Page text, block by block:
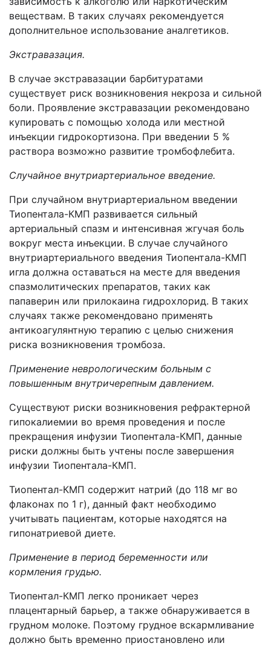
веществам. В таких случаях рекомендуется
дополнительное использование аналгетиков.
Экстравазация.
В случае экстравазации барбитуратами
существует риск возникновения некроза и сильной
боли. Проявление экстравазации рекомендовано
купировать с помощью холода или местной
инъекции гидрокортизона. При введении 5 %
раствора возможно развитие тромбофлебита.
Случайное внутриартериальное введение.
При случайном внутриартериальном введении
Тиопентала-КМП развивается сильный
артериальный спазм и интенсивная жгучая боль
вокруг места инъекции. В случае случайного
внутриартериального введения Тиопентала-КМП
игла должна оставаться на месте для введения
спазмолитических препаратов, таких как
папаверин или прилокаина гидрохлорид. В таких
случаях также рекомендовано применять
антикоагулянтную терапию с целью снижения
риска возникновения тромбоза.
Применение неврологическим больным с
повышенным внутричерепным давлением.
Существуют риски возникновения рефрактерной
гипокалиемии во время проведения и после
прекращения инфузии Тиопентала-КМП, данные
риски должны быть учтены после завершения
инфузии Тиопентала-КМП.
Тиопентал-КМП содержит натрий (до 118 мг во
флаконах по 1 г), данный факт необходимо
учитывать пациентам, которые находятся на
гипонатриевой диете.
Применение в период беременности или
кормления грудью.
Тиопентал-КМП легко проникает через
плацентарный барьер, а также обнаруживается в
грудном молоке. Поэтому грудное вскармливание
должно быть временно приостановлено или